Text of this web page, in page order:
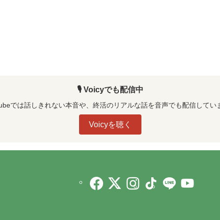
🎙️ Voicyでも配信中
では話しきれない本音や、終活のリアルな話を音声でも配信してい
Voicyを聴く